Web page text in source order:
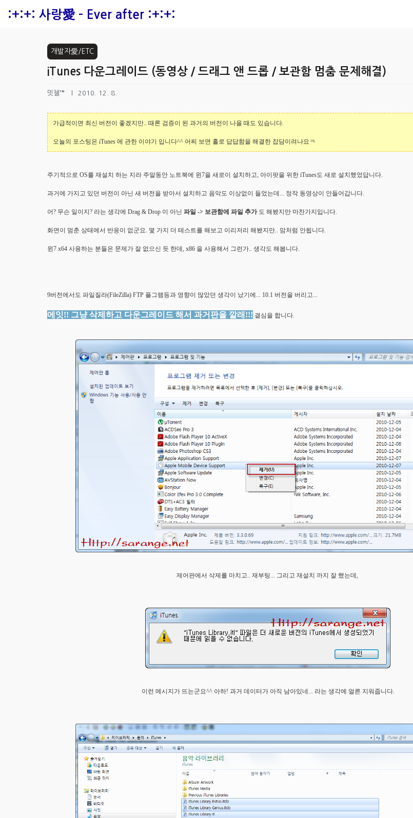
:+:+: 사랑愛 - Ever after :+:+:
개발자愛/ETC
iTunes 다운그레이드 (동영상 / 드래그 앤 드롭 / 보관함 멈춤 문제해결)
밋첼™ 2010. 12. 8.
가급적이면 최신 버전이 좋겠지만.. 때론 검증이 된 과거의 버전이 나을 때도 있습니다.
오늘의 포스팅은 iTunes 에 관한 이야기 입니다^^ 어찌 보면 홀로 답답함을 해결한 잡담이려나요ㅋ
주기적으로 OS를 재설치 하는 지라 주말동안 노트북에 윈7을 새로이 설치하고, 아이팟을 위한 iTunes도 새로 설치했었답니다.
과거에 가지고 있던 버전이 아닌 새 버전을 받아서 설치하고 음악도 이상없이 들었는데... 정작 동영상이 안들어갑니다.
어? 무슨 일이지? 라는 생각에 Drag & Drop 이 아닌 파일 -> 보관함에 파일 추가도 해봤지만 마찬가지입니다.
화면이 멈춘 상태에서 반응이 없군요. 몇 가지 더 테스트를 해보고 이리저리 해봤지만.. 맘처럼 안됩니다.
윈7 x64 사용하는 분들은 문제가 잘 없으신 듯 한데, x86 을 사용해서 그런가.. 생각도 해봅니다.
9버전에서도 파일질라(FileZilla) FTP 플그램등과 영향이 많았던 생각이 났기에... 10.1 버전을 버리고...
에잇!! 그냥 삭제하고 다운그레이드 해서 과거판을 깔래!!! 결심을 합니다.
제어판에서 삭제를 마치고.. 재부팅... 그리고 재설치 까지 잘 했는데,
이런 메시지가 뜨는군요^^ 아하! 과거 데이터가 아직 남아있네... 라는 생각에 얼른 지워줍니다.